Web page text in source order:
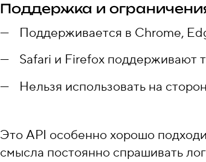
Поддержка и
Поддерживается в Chrome,
Safari и Firefox поддерживают
Нельзя использовать на
Это API особенно хорошо
смысла постоянно спрашивать